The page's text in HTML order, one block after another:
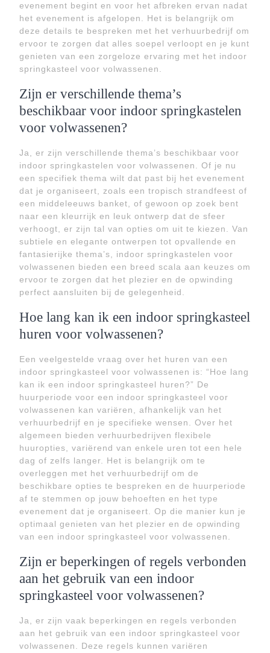
evenement begint en voor het afbreken ervan nadat
het evenement is afgelopen. Het is belangrijk om
deze details te bespreken met het verhuurbedrijf om
ervoor te zorgen dat alles soepel verloopt en je kunt
genieten van een zorgeloze ervaring met het indoor
springkasteel voor volwassenen.
Zijn er verschillende thema’s
beschikbaar voor indoor springkastelen
voor volwassenen?
Ja, er zijn verschillende thema’s beschikbaar voor
indoor springkastelen voor volwassenen. Of je nu
een specifiek thema wilt dat past bij het evenement
dat je organiseert, zoals een tropisch strandfeest of
een middeleeuws banket, of gewoon op zoek bent
naar een kleurrijk en leuk ontwerp dat de sfeer
verhoogt, er zijn tal van opties om uit te kiezen. Van
subtiele en elegante ontwerpen tot opvallende en
fantasierijke thema’s, indoor springkastelen voor
volwassenen bieden een breed scala aan keuzes om
ervoor te zorgen dat het plezier en de opwinding
perfect aansluiten bij de gelegenheid.
Hoe lang kan ik een indoor springkasteel
huren voor volwassenen?
Een veelgestelde vraag over het huren van een
indoor springkasteel voor volwassenen is: “Hoe lang
kan ik een indoor springkasteel huren?” De
huurperiode voor een indoor springkasteel voor
volwassenen kan variëren, afhankelijk van het
verhuurbedrijf en je specifieke wensen. Over het
algemeen bieden verhuurbedrijven flexibele
huuropties, variërend van enkele uren tot een hele
dag of zelfs langer. Het is belangrijk om te
overleggen met het verhuurbedrijf om de
beschikbare opties te bespreken en de huurperiode
af te stemmen op jouw behoeften en het type
evenement dat je organiseert. Op die manier kun je
optimaal genieten van het plezier en de opwinding
van een indoor springkasteel voor volwassenen.
Zijn er beperkingen of regels verbonden
aan het gebruik van een indoor
springkasteel voor volwassenen?
Ja, er zijn vaak beperkingen en regels verbonden
aan het gebruik van een indoor springkasteel voor
volwassenen. Deze regels kunnen variëren